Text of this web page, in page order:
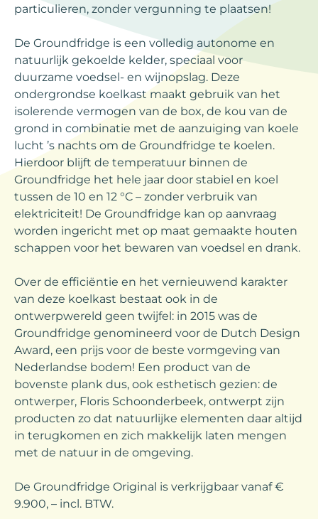
particulieren, zonder vergunning te plaatsen!
De Groundfridge is een volledig autonome en
natuurlijk gekoelde kelder, speciaal voor
duurzame voedsel- en wijnopslag. Deze
ondergrondse koelkast maakt gebruik van het
isolerende vermogen van de box, de kou van de
grond in combinatie met de aanzuiging van koele
lucht ’s nachts om de Groundfridge te koelen.
Hierdoor blijft de temperatuur binnen de
Groundfridge het hele jaar door stabiel en koel
tussen de 10 en 12 °C – zonder verbruik van
elektriciteit! De Groundfridge kan op aanvraag
worden ingericht met op maat gemaakte houten
schappen voor het bewaren van voedsel en drank.
Over de efficiëntie en het vernieuwend karakter
van deze koelkast bestaat ook in de
ontwerpwereld geen twijfel: in 2015 was de
Groundfridge genomineerd voor de Dutch Design
Award, een prijs voor de beste vormgeving van
Nederlandse bodem! Een product van de
bovenste plank dus, ook esthetisch gezien: de
ontwerper, Floris Schoonderbeek, ontwerpt zijn
producten zo dat natuurlijke elementen daar altijd
in terugkomen en zich makkelijk laten mengen
met de natuur in de omgeving.
De Groundfridge Original is verkrijgbaar vanaf €
9.900, – incl. BTW.